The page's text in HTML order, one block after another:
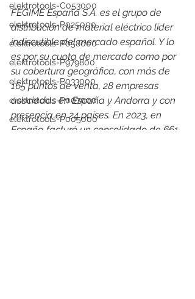
elektrotools-C053000
elektrotools-P025000
elektrotools-P058000
elektrotools-P979800
elektrotools-P033000
elektrotools-P007000
elektrotools-P005000
FEGIME España S.A. es el grupo de
distribución de material eléctrico líder
indiscutible del mercado español. Y lo
es por su cuota de mercado como por
su cobertura geográfica, con más de
165 puntos de venta, 28 empresas
asociadas en España y Andorra y con
presencia en 24 países. En 2023, en
España facturó un consolidado de 661